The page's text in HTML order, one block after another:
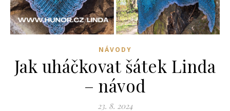
NÁVODY
Jak uháčkovat šátek Linda
– návod
23. 8. 2024